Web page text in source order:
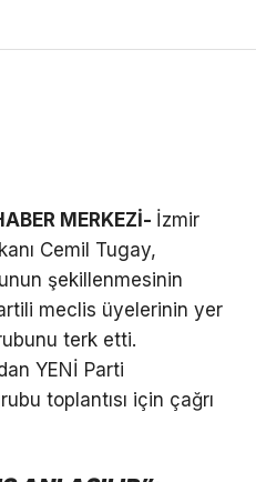
MERKEZİ- İzmir
Cemil Tugay,
şekillenmesinin
meclis üyelerinin yer
terk etti.
YENİ Parti
toplantısı için çağrı